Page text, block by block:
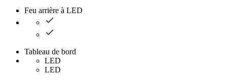
Feu arrière à LED
Tableau de bord
LED
LED